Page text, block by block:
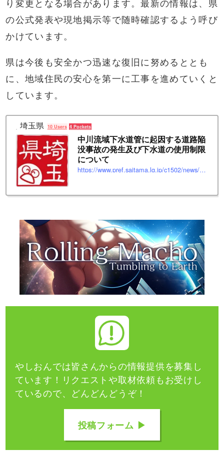
り変更となる場合があります。最新の情報は、県
の公式発表や現地掲示等で随時確認するよう呼び
かけています。
県は今後も安全かつ迅速な復旧に努めるととも
に、地域住民の安心を第一に工事を進めていくと
しています。
埼玉県 10 Users 4 Pockets
中川流域下水道管に起因する道路陥
没事故の発生及び下水道の使用制限
について
https://www.pref.saitama.lg.jp/c1502/news/nakagawa0128.html
やしおんでは皆さんからの情報提供を募集し
ています！ リクエストや取材依頼もお受けし
ているので、どんどんどうぞ！
投稿フォーム ▶